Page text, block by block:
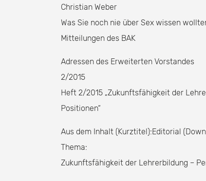
Christian Weber
Was Sie noch nie über Sex wissen
Mitteilungen des BAK
Adressen des Erweiterten Vorstandes
2/2015
Heft 2/2015 „Zukunftsfähigkeit der
Positionen“
Aus dem Inhalt (Kurztitel):Editorial
Thema:
Zukunftsfähigkeit der Lehrerbildung –